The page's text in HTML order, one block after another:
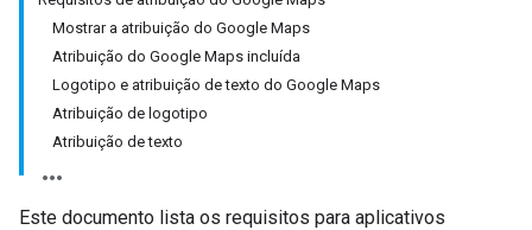
Mostrar a atribuição do Google Maps
Atribuição do Google Maps incluída
Logotipo e atribuição de texto do Google Maps
Atribuição de logotipo
Atribuição de texto
Este documento lista os requisitos para aplicativos